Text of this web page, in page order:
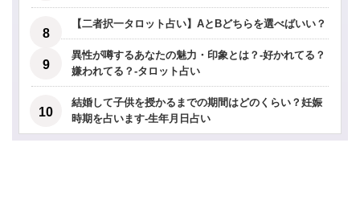
【二者択一タロット占い】AとBどちらを選べばいい？
異性が噂するあなたの魅力・印象とは？-好かれてる？
嫌われてる？-タロット占い
結婚して子供を授かるまでの期間はどのくらい？妊娠
時期を占います-生年月日占い